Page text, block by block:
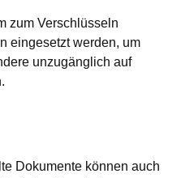
zum Verschlüsseln
eingesetzt werden, um
unzugänglich auf
Dokumente können auch